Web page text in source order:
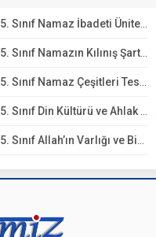
5. Sınıf Namaz İbadeti Ünite Testi – Online Çöz
5. Sınıf Namazın Kılınış Şartları Testi
5. Sınıf Namaz Çeşitleri Testi – Online Çöz
5. Sınıf Din Kültürü ve Ahlak Bilgisi 1. Ünite: Allah İnancı Çalışmaları
5. Sınıf Allah’ın Varlığı ve Birliği Testi – Online Çöz